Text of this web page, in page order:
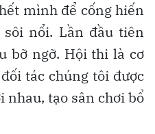
mình để cống hiến
nổi. Lần đầu tiên
bỡ ngỡ. Hội thi là cơ
tác chúng tôi được
nhau, tạo sân chơi bổ